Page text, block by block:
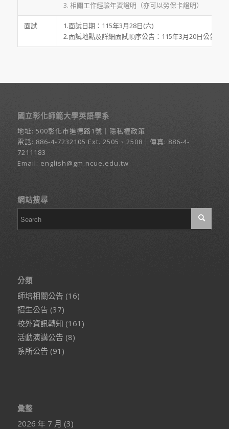
3. 相關工作經驗年資證明（亦可以勞保卡證明）
面試
1.面試日期：115年3月28日(六)
2.面試地點及詳細面試順序公告：115年3月20日公告於
國立彰化師範大學英語學系
地址: 500彰化市進德路1號
隱私權政策
電話: 886-4-7232105 Ext. 2505、2508｜傳真: 886-4-
7211183
Email: english@gm.ncue.edu.tw
網站搜尋
分類
師培相關公告 (16)
招生公告 (37)
校外資訊轉知 (161)
活動演講公告 (8)
系所公告 (91)
彙整
2026 年 7 月 (3)